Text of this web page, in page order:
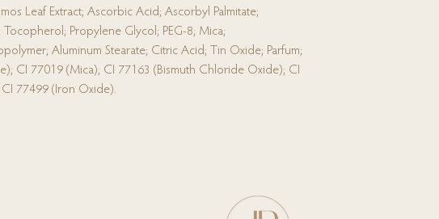
Leaf Extract; Ascorbic Acid; Ascorbyl Palmitate;
Tocopherol; Propylene Glycol; PEG-8; Mica;
Aluminum Stearate; Citric Acid; Tin Oxide; Parfum;
CI 77019 (Mica); CI 77163 (Bismuth Chloride Oxide); CI
77499 (Iron Oxide).